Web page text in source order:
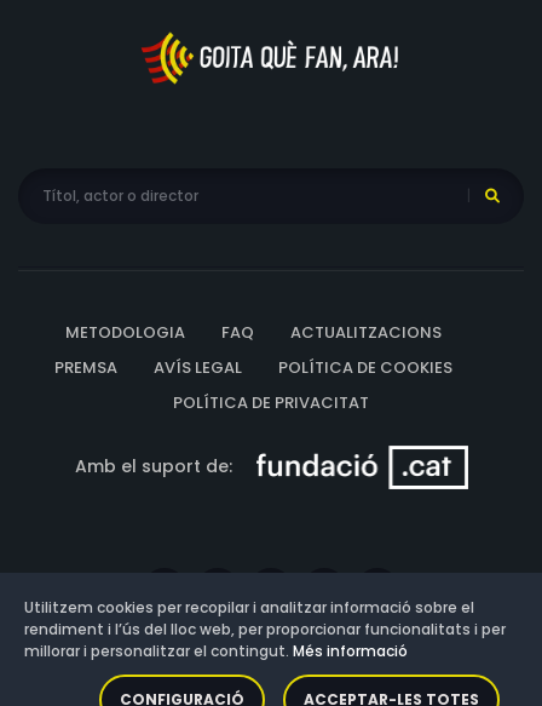
METODOLOGIA FAQ
ACTUALITZACIONS
PREMSA
AVÍS LEGAL
POLÍTICA DE COOKIES
POLÍTICA DE PRIVACITAT
Amb el suport de:
Versió: 3.13.0.202607011342
Utilitzem cookies per recopilar i analitzar informació sobre el
rendiment i l’ús del lloc web, per proporcionar funcionalitats i per
millorar i personalitzar el contingut. Més informació
CONFIGURACIÓ ACCEPTAR-LES TOTES